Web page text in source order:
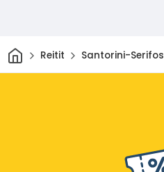
KotiinReitit Santorini-Serifos